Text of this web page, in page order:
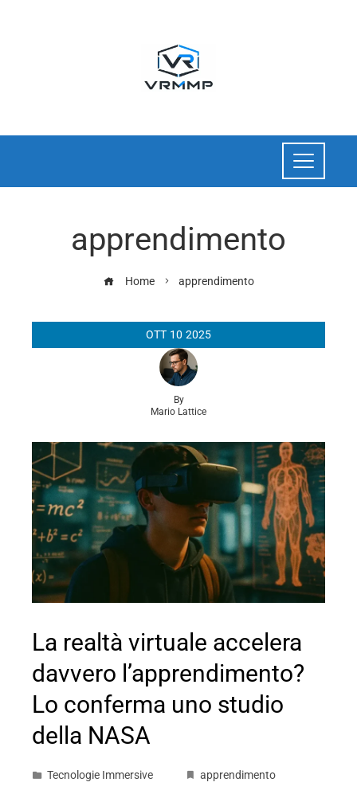
apprendimento
Home apprendimento
OTT 10 2025
By
Mario Lattice
La realtà virtuale accelera
davvero l’apprendimento?
Lo conferma uno studio
della NASA
Tecnologie Immersive apprendimento